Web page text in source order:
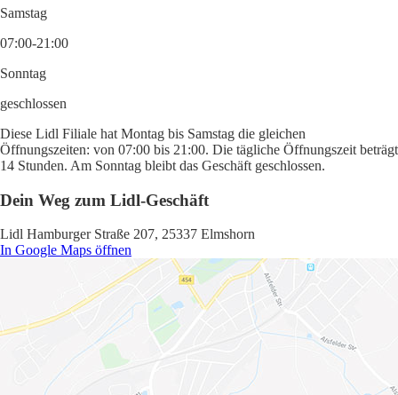
Samstag
07:00-21:00
Sonntag
geschlossen
Diese Lidl Filiale hat Montag bis Samstag die gleichen
Öffnungszeiten: von 07:00 bis 21:00. Die tägliche Öffnungszeit beträgt
14 Stunden. Am Sonntag bleibt das Geschäft geschlossen.
Dein Weg zum Lidl-Geschäft
Lidl Hamburger Straße 207, 25337 Elmshorn
In Google Maps öffnen